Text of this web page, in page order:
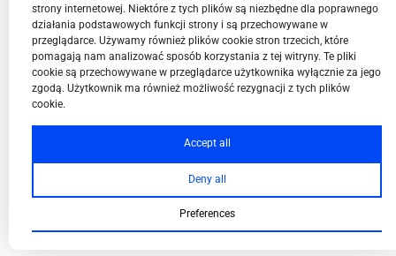
BPN-T Area
BPN-T Offer
strony internetowej. Niektóre z tych plików są niezbędne dla poprawnego
działania podstawowych funkcji strony i są przechowywane w
przeglądarce. Używamy również plików cookie stron trzecich, które
pomagają nam analizować sposób korzystania z tej witryny. Te pliki
cookie są przechowywane w przeglądarce użytkownika wyłącznie za jego
zgodą. Użytkownik ma również możliwość rezygnacji z tych plików
cookie.
Accept all
Deny all
Preferences